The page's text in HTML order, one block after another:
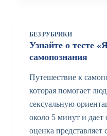
БЕЗ РУБРИКИ
Узнайте о тесте
самопознания
Путешествие к
которая помогает
сексуальную
около 5 минут и дает
оценка представляет